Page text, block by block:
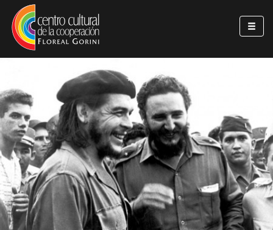
Pasar al contenido principal
Jump to main content